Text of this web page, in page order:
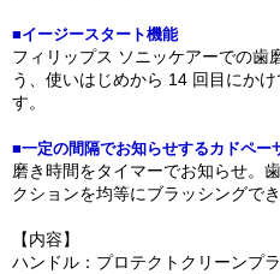
■イージースタート機能
フィリップス ソニッケアーでの歯
う、使いはじめから 14 回目にか
す。
■一定の間隔でお知らせするカドペー
磨き時間をタイマーでお知らせ。
クションを均等にブラッシングでき
【内容】
ハンドル：プロテクトクリーンプ